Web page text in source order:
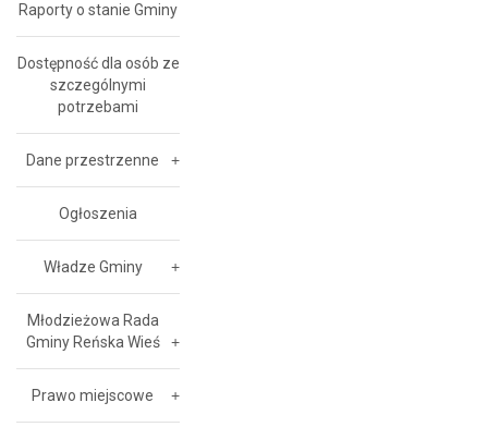
Raporty o stanie Gminy
Dostępność dla osób ze
szczególnymi
potrzebami
Dane przestrzenne
Ogłoszenia
Władze Gminy
Młodzieżowa Rada
Gminy Reńska Wieś
Prawo miejscowe